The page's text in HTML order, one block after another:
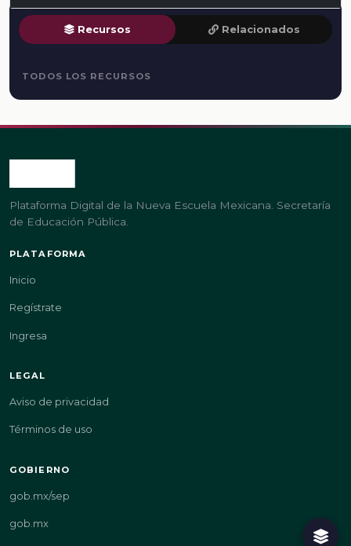
Recursos Relacionados
TODOS LOS RECURSOS
Plataforma Digital de la Nueva Escuela Mexicana. Secretaría
de Educación Pública.
PLATAFORMA
Inicio
Regístrate
Ingresa
LEGAL
Aviso de privacidad
Términos de uso
GOBIERNO
gob.mx/sep
gob.mx